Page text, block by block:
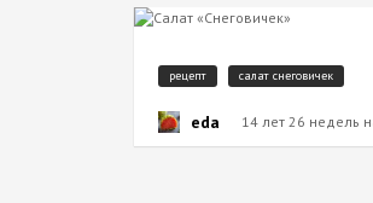
рецепт салат снеговичек
eda 14 лет 26 недель